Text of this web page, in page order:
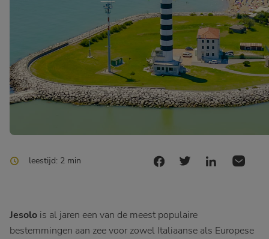
leestijd: 2 min
Jesolo is al jaren een van de meest populaire
bestemmingen aan zee voor zowel Italiaanse als Europese